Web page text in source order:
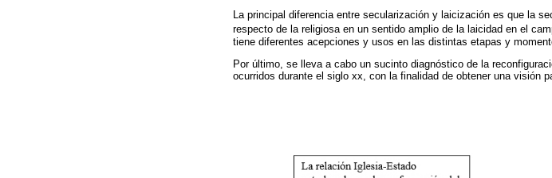
La principal diferencia entre secularización y laicización es que la
respecto de la religiosa en un sentido amplio de la laicidad en el
tiene diferentes acepciones y usos en las distintas etapas y
Por último, se lleva a cabo un sucinto diagnóstico de la
ocurridos durante el siglo xx, con la finalidad de obtener una visión